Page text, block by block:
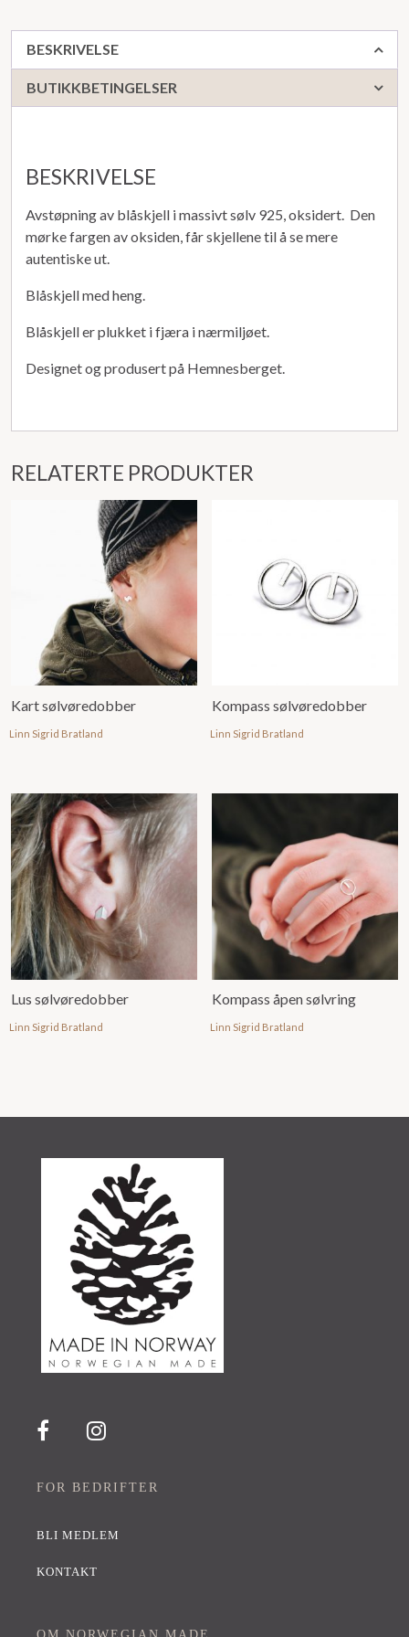
BESKRIVELSE
BUTIKKBETINGELSER
BESKRIVELSE
Avstøpning av blåskjell i massivt sølv 925, oksidert. Den
mørke fargen av oksiden, får skjellene til å se mere
autentiske ut.
Blåskjell med heng.
Blåskjell er plukket i fjæra i nærmiljøet.
Designet og produsert på Hemnesberget.
RELATERTE PRODUKTER
Kart sølvøredobber
Linn Sigrid Bratland
Kompass sølvøredobber
Linn Sigrid Bratland
Lus sølvøredobber
Linn Sigrid Bratland
Kompass åpen sølvring
Linn Sigrid Bratland
FOR BEDRIFTER
BLI MEDLEM
KONTAKT